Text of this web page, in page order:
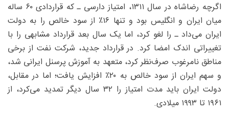
اگرچه رضاشاه در سال ۱۳۱۱، امتیاز دارسی ـ که قراردادی ۶۰ ساله
میان ایران و انگلیس بود و تنها ۱۶٪ از سود خالص را به دولت
ایران می‌داد ـ را لغو کرد، اما یک سال بعد قرارداد مشابهی را با
تغییراتی اندک امضا کرد. در قرارداد جدید، شرکت نفت از برخی
مناطق نامرغوب صرف‌نظر کرد، متعهد به آموزش پرسنل ایرانی شد،
و سهم ایران از سود خالص به ۲۰٪ افزایش یافت؛ اما در مقابل،
دولت ایران باید مدت امتیاز را ۳۲ سال دیگر تمدید می‌کرد، از
۱۹۶۱ تا ۱۹۹۳ میلادی.